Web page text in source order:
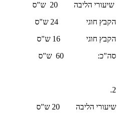
שיעורי הליבה 20 ש"ס
הקבץ חוגי 24 ש"ס
הקבץ חוגי 16 ש"ס
סה"כ: 60 ש"ס
2.
שיעורי הליבה 20 ש"ס